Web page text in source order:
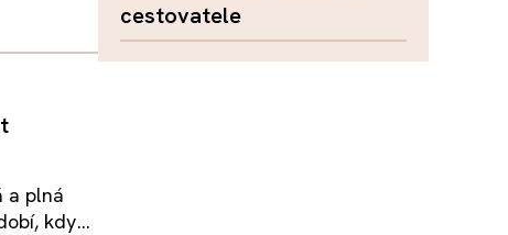
a plná
kdy...
cestovatele